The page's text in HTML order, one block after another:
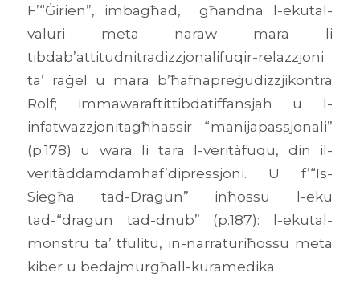
F’“Ġirien”, imbagħad, għandna l-ekutal-
valuri meta naraw mara li
tibdab’attitudnitradizzjonalifuqir-relazzjoni
ta’ raġel u mara b’ħafnapreġudizzjikontra
Rolf; immawaraftittibdatiffansjah u l-
infatwazzjonitagħhassir “manijapassjonali”
(p.178) u wara li tara l-veritàfuqu, din il-
veritàddamdamhaf’dipressjoni. U f’“Is-
Siegħa tad-Dragun” inħossu l-eku
tad-“dragun tad-dnub” (p.187): l-ekutal-
monstru ta’ tfulitu, in-narraturiħossu meta
kiber u bedajmurgħall-kuramedika.